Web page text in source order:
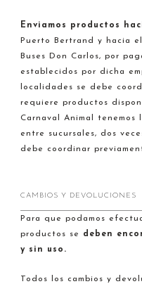
Enviamos productos
Puerto Bertrand y hacia
Buses Don Carlos, por
establecidos por dicha
localidades se debe
requiere productos
Carnaval Animal
entre sucursales, dos
debe coordinar
CAMBIOS Y DEVOLUCIONES
Para que podamos
productos se deben
y sin uso.
Todos los cambios y